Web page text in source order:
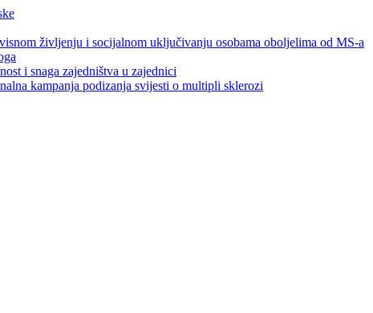
življenju i socijalnom uključivanju osobama oboljelima od MS-a
i snaga zajedništva u zajednici
kampanja podizanja svijesti o multipli sklerozi